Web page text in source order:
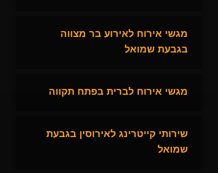
מגשי אירוח לאירוע בר מצווה
בגבעת שמואל
מגשי אירוח לברית בפתח תקווה
שירותי קייטרינג לאירוסין בגבעת
שמואל